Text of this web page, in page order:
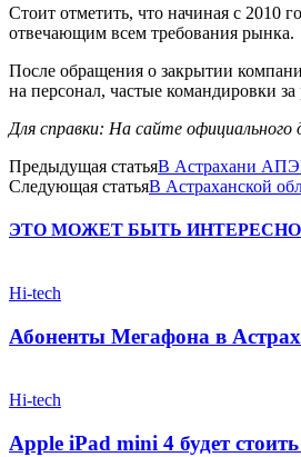
Стоит отметить, что начиная с 2010
отвечающим всем требования рынка.
После обращения о закрытии
на персонал, частые командировки
Для справки: На сайте
Предыдущая статьяВ Астрахани
Следующая статьяВ Астраханской
ЭТО МОЖЕТ БЫТЬ ИНТЕРЕСНО
Hi-tech
Абоненты Мегафона в
Hi-tech
Apple iPad mini 4 будет